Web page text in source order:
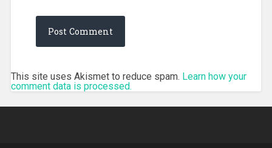
This site uses Akismet to reduce spam. Learn how your
comment data is processed.